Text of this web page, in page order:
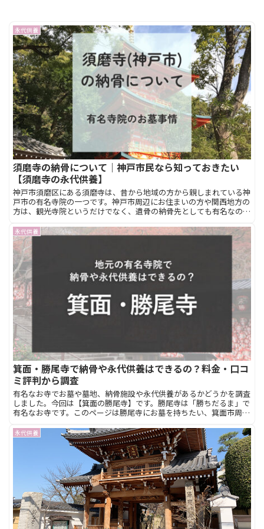
永代供養
須磨寺の納骨について｜神戸市民なら知っておきたい
【須磨寺の永代供養】
神戸市須磨区にある須磨寺は、昔から地域の方から親しまれている神
戸市の有名寺院の一つです。神戸市周辺にお住まいの方や関西地方の
方は、観光寺院というだけでなく、遺骨の納骨先としても有名なのを
【須磨寺】の納骨について詳しく紹介していきます。
永代供養
箕面・勝尾寺で納骨や永代供養はできるの？料金・口コ
ミ評判から調査
有名なお寺でお墓や墓地、納骨施設や永代供養があるかどうかを調査
しました。今回は【箕面の勝尾寺】です。勝尾寺は「勝ちだるま」で
有名なお寺です。このページは勝尾寺にお墓を持ちたい、箕面市周辺
てまとめています。
永代供養